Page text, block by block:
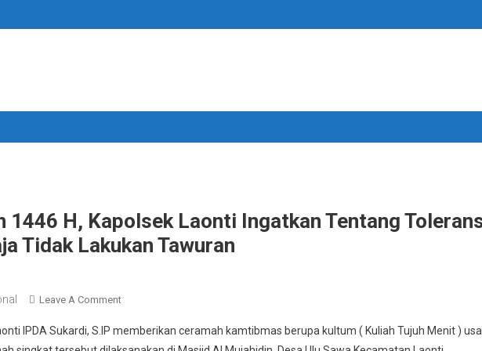
1446 H, Kapolsek Laonti Ingatkan Tentang
Tidak Lakukan Tawuran
Leave A CommentOn
Ramadhan
IPDA Sukardi, S.IP memberikan ceramah kamtibmas berupa kultum ( Kuliah Tujuh Menit )